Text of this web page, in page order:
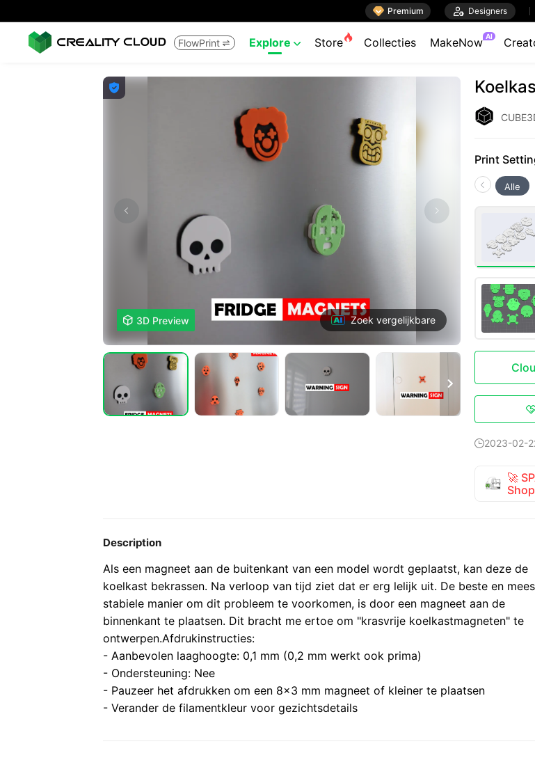
 Premium  Designers
FlowPrint  Explore  Store Collecties MakeNow AI

 3D Preview Zoek vergelijkbare

Print
Alle
2023-02-
🚀
Description
Als een magneet aan de buitenkant van een model wordt geplaatst, kan deze de
koelkast bekrassen. Na verloop van tijd ziet dat er erg lelijk uit. De beste en
stabiele manier om dit probleem te voorkomen, is door een magneet aan de
binnenkant te plaatsen. Dit bracht me ertoe om "krasvrije koelkastmagneten" te
ontwerpen.Afdrukinstructies:
- Aanbevolen laaghoogte: 0,1 mm (0,2 mm werkt ook prima)
- Ondersteuning: Nee
- Pauzeer het afdrukken om een 8x3 mm magneet of kleiner te plaatsen
- Verander de filamentkleur voor gezichtsdetails